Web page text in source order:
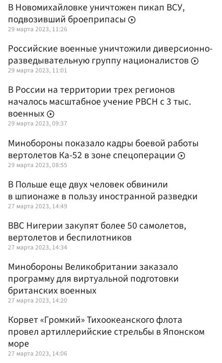
В Новомихайловке уничтожен пикап ВСУ,
подвозивший броеприпасы
29 марта 2023, 11:26
Российские военные уничтожили диверсионно-
разведывательную группу националистов
29 марта 2023, 11:01
В России на территории трех регионов
началось масштабное учение РВСН с 3 тыс.
военных
29 марта 2023, 09:37
Минобороны показало кадры боевой работы
вертолетов Ка-52 в зоне спецоперации
29 марта 2023, 08:55
В Польше еще двух человек обвинили
в шпионаже в пользу иностранной разведки
27 марта 2023, 14:49
ВВС Нигерии закупят более 50 самолетов,
вертолетов и беспилотников
27 марта 2023, 14:34
Минобороны Великобритании заказало
программу для виртуальной подготовки
британских военных
27 марта 2023, 14:20
Корвет «Громкий» Тихоокеанского флота
провел артиллерийские стрельбы в Японском
море
27 марта 2023, 14:06